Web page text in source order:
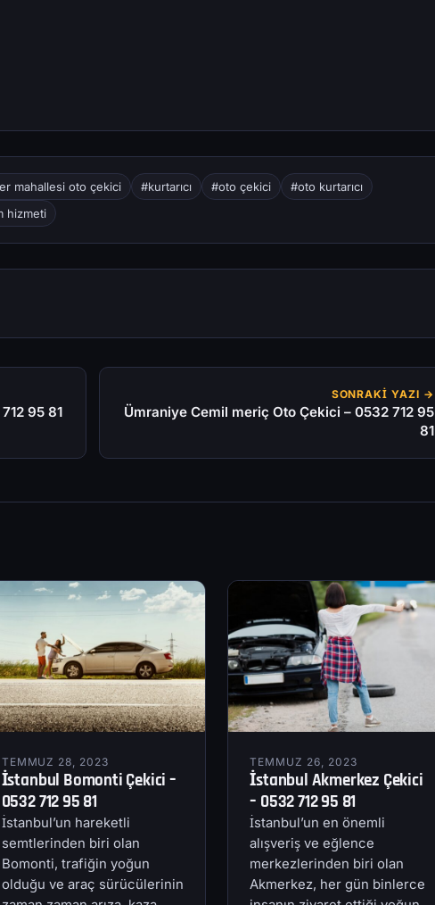
mahallesi oto çekici #kurtarıcı #oto çekici
#oto kurtarıcı
hizmeti
95 81
SONRAKI YAZI →
Ümraniye Cemil meriç Oto Çekici – 0532 712 95
81
TEMMUZ 28, 2023
İstanbul Bomonti Çekici –
0532 712 95 81
İstanbul’un hareketli
semtlerinden biri olan
Bomonti, trafiğin yoğun
olduğu ve araç sürücülerinin
TEMMUZ 26, 2023
İstanbul Akmerkez Çekici
– 0532 712 95 81
İstanbul’un en önemli
alışveriş ve eğlence
merkezlerinden biri olan
Akmerkez, her gün binlerce